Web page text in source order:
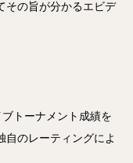
その旨が分かるエビデ
トーナメント成績を
自のレーティングによ